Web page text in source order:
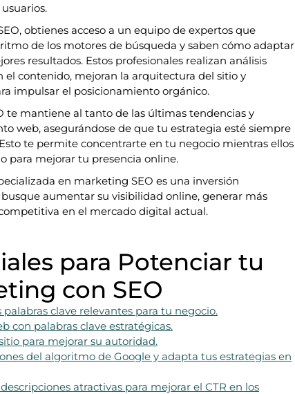
obtienes acceso a un equipo de expertos que
de los motores de búsqueda y saben cómo adaptar
resultados. Estos profesionales realizan análisis
el contenido, mejoran la arquitectura del sitio y
impulsar el posicionamiento orgánico.
te mantiene al tanto de las últimas tendencias y
web, asegurándose de que tu estrategia esté siempre
te permite concentrarte en tu negocio mientras ellos
para mejorar tu presencia online.
en marketing SEO es una inversión
aumentar su visibilidad online, generar más
en el mercado digital actual.
para Potenciar tu
con SEO
clave relevantes para tu negocio.
con palabras clave estratégicas.
para mejorar su autoridad.
del algoritmo de Google y adapta tus estrategias en
atractivas para mejorar el CTR en los